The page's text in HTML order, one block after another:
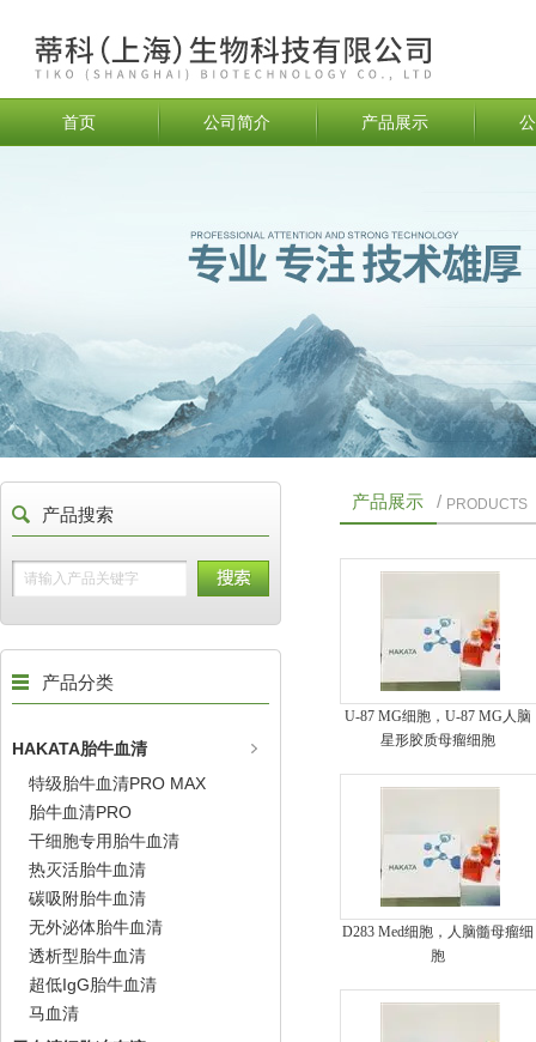
首页 公司简介 产品展示
产品搜索
产品分类
HAKATA胎牛血清
特级胎牛血清PRO MAX
胎牛血清PRO
干细胞专用胎牛血清
热灭活胎牛血清
碳吸附胎牛血清
无外泌体胎牛血清
透析型胎牛血清
超低IgG胎牛血清
马血清
产品展示 / PRODUCTS
U-87 MG细胞，U-87 MG人脑
星形胶质母瘤细胞
D283 Med细胞，人脑髓母瘤细
胞